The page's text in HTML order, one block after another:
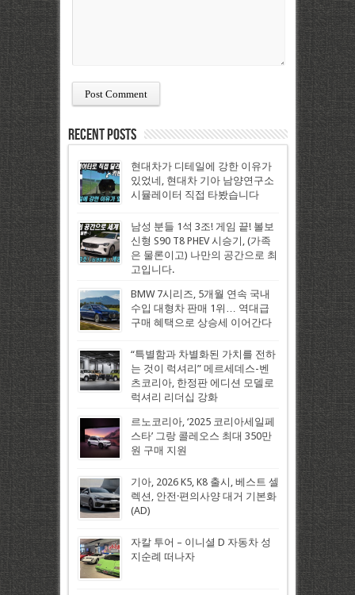
Recent Posts
현대차가 디테일에 강한 이유가
있었네, 현대차 기아 남양연구소
시뮬레이터 직접 타봤습니다
남성 분들 1석 3조! 게임 끝! 볼보
신형 S90 T8 PHEV 시승기, (가족
은 물론이고) 나만의 공간으로 최
고입니다.
BMW 7시리즈, 5개월 연속 국내
수입 대형차 판매 1위… 역대급
구매 혜택으로 상승세 이어간다
“특별함과 차별화된 가치를 전하
는 것이 럭셔리” 메르세데스-벤
츠코리아, 한정판 에디션 모델로
럭셔리 리더십 강화
르노코리아, ‘2025 코리아세일페
스타’ 그랑 콜레오스 최대 350만
원 구매 지원
기아, 2026 K5, K8 출시, 베스트 셀
렉션, 안전·편의사양 대거 기본화
(AD)
자칼 투어 – 이니셜 D 자동차 성
지순례 떠나자